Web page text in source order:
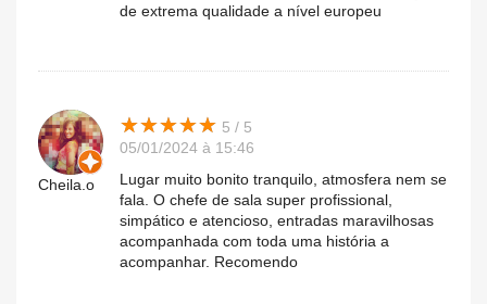
de extrema qualidade a nível europeu
Cheila.o
★★★★★
★★★★★ 5 / 5
05/01/2024 à 15:46
Lugar muito bonito tranquilo, atmosfera nem se
fala. O chefe de sala super profissional,
simpático e atencioso, entradas maravilhosas
acompanhada com toda uma história a
acompanhar. Recomendo